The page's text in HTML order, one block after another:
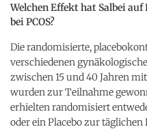
Welchen Effekt hat Salbei
bei PCOS?
Die randomisierte,
verschiedenen
zwischen 15 und 40 Jahren
wurden zur Teilnahme
erhielten randomisiert
oder ein Placebo zur